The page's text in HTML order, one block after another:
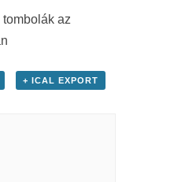
az
+ ICAL EXPORT